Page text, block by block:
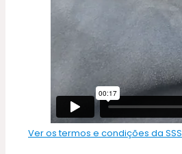
Ver os termos e condições da SSS